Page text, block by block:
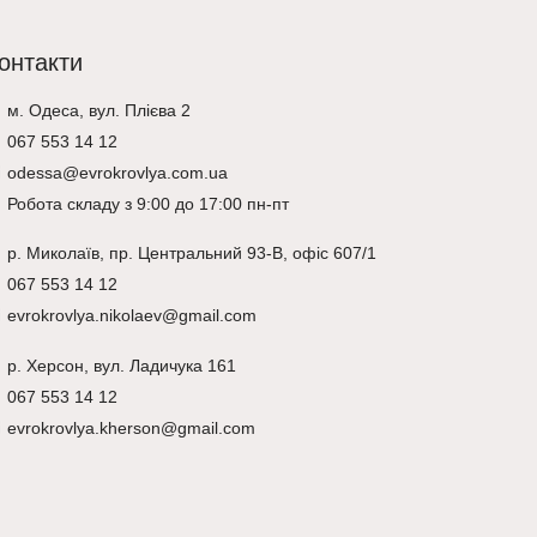
м. Одеса, вул. Плієва 2
067 553 14 12
odessa@evrokrovlya.com.ua
Робота складу з 9:00 до 17:00 пн-пт
р. Миколаїв, пр. Центральний 93-В, офіс 607/1
067 553 14 12
evrokrovlya.nikolaev@gmail.com
р. Херсон, вул. Ладичука 161
067 553 14 12
evrokrovlya.kherson@gmail.com